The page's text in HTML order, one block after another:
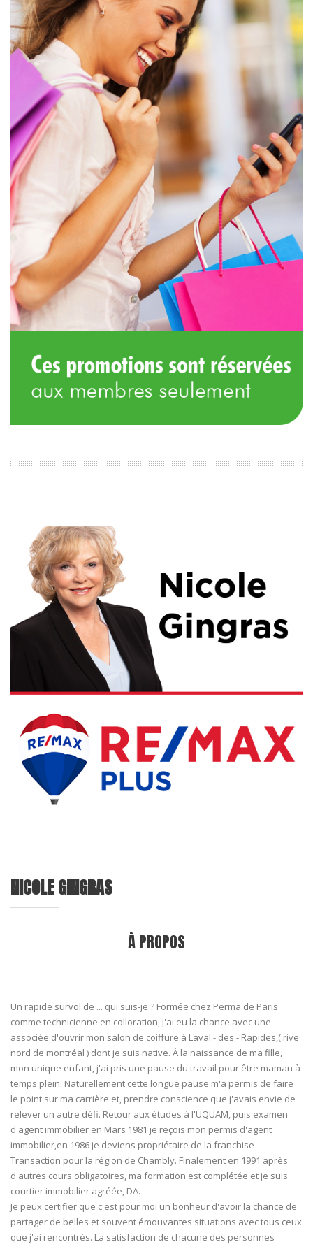
NICOLE GINGRAS
À PROPOS
Un rapide survol de ... qui suis-je ? Formée chez Perma de Paris
comme technicienne en colloration, j'ai eu la chance avec une
associée d'ouvrir mon salon de coiffure à Laval - des - Rapides,( rive
nord de montréal ) dont je suis native. À la naissance de ma fille,
mon unique enfant, j'ai pris une pause du travail pour être maman à
temps plein. Naturellement cette longue pause m'a permis de faire
le point sur ma carrière et, prendre conscience que j'avais envie de
relever un autre défi. Retour aux études à l'UQUAM, puis examen
d'agent immobilier en Mars 1981 je reçois mon permis d'agent
immobilier,en 1986 je deviens propriétaire de la franchise
Transaction pour la région de Chambly. Finalement en 1991 après
d'autres cours obligatoires, ma formation est complétée et je suis
courtier immobilier agréée, DA.
Je peux certifier que c'est pour moi un bonheur d'avoir la chance de
partager de belles et souvent émouvantes situations avec tous ceux
que j'ai rencontrés. La satisfaction de chacune des personnes